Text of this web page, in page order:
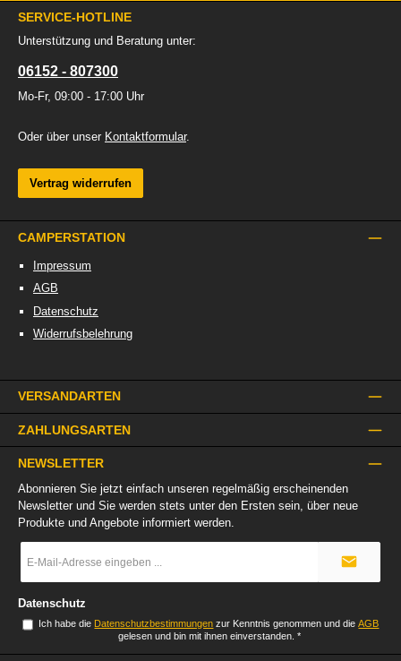
CAMPERSTATION
Impressum
AGB
Datenschutz
Widerrufsbelehrung
SERVICE-HOTLINE
Unterstützung und Beratung unter:
06152 - 807300
Mo-Fr, 09:00 - 17:00 Uhr
Oder über unser Kontaktformular.
Vertrag widerrufen
VERSANDARTEN
ZAHLUNGSARTEN
NEWSLETTER
Abonnieren Sie jetzt einfach unseren regelmäßig erscheinenden
Newsletter und Sie werden stets unter den Ersten sein, über neue
Produkte und Angebote informiert werden.
Mail-
Adresse
Datenschutz
Ich habe die Datenschutzbestimmungen zur Kenntnis genommen und dieAGB
gelesen und bin mit ihnen einverstanden. *